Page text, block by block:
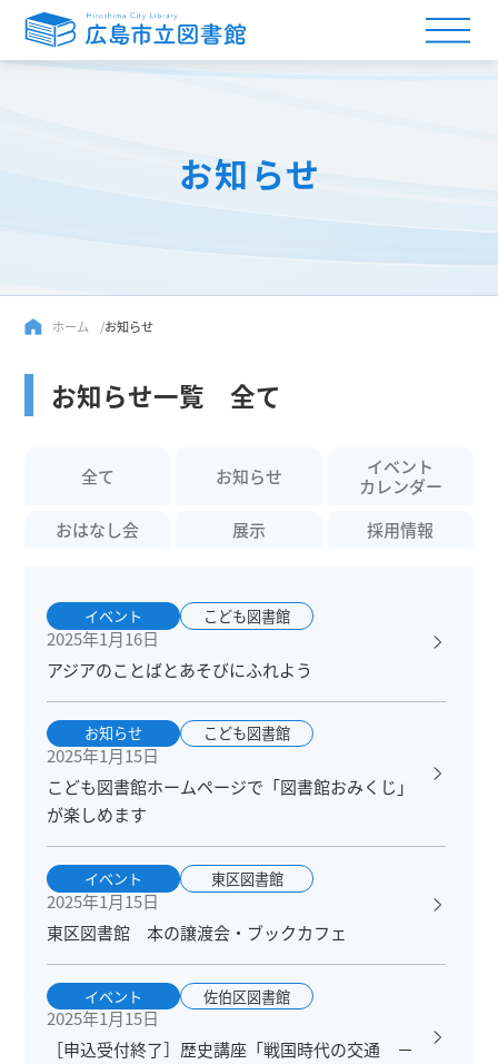
お知らせ
ホーム お知らせ
お知らせ一覧 全て
全て お知らせ
イベント
カレンダー
おはなし会
展示 採用情報
イベント こども図書館
2025年1月16日
アジアのことばとあそびにふれよう
お知らせ こども図書館
2025年1月15日
こども図書館ホームページで「図書館おみくじ」
が楽しめます
イベント 東区図書館
2025年1月15日
東区図書館 本の譲渡会・ブックカフェ
イベント 佐伯区図書館
2025年1月15日
［申込受付終了］歴史講座「戦国時代の交通 －